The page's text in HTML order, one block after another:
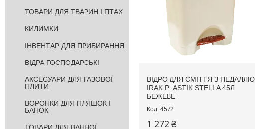
ВІДРО ДЛЯ СМІТТЯ З ПЕДАЛЛЮ
IRAK PLASTIK STELLA 45Л
БЕЖЕВЕ
4572
1 272 ₴
ТОВАРИ ДЛЯ ТВАРИН І ПТАХ
КИЛИМКИ
ІНВЕНТАР ДЛЯ ПРИБИРАННЯ
ВІДРА ГОСПОДАРСЬКІ
АКСЕСУАРИ ДЛЯ ГАЗОВОЇ
ПЛИТИ
ВОРОНКИ ДЛЯ ПЛЯШОК І
БАНОК
ТОВАРИ ДЛЯ ВАННОЇ